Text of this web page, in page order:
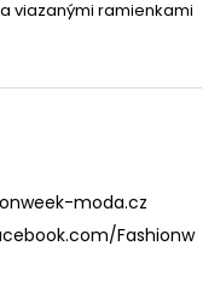
viazanými ramienkami
moda.cz
Fashionw